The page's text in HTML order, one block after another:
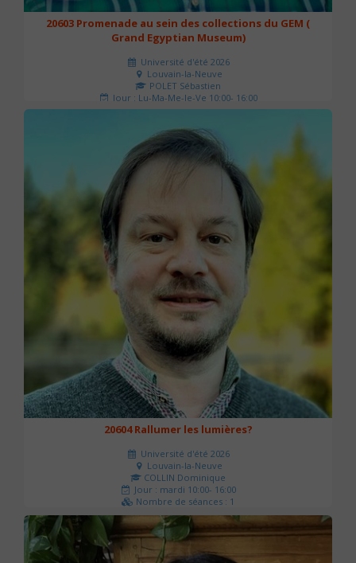
20603 Promenade au sein des collections du GEM (
Grand Egyptian Museum)
Université d'été 2026
Louvain-la-Neuve
POLET Sébastien
Jour : Lu-Ma-Me-Je-Ve 10:00- 16:00
Nombre de séances : 2
20604 Rallumer les lumières?
Université d'été 2026
Louvain-la-Neuve
COLLIN Dominique
Jour : mardi 10:00- 16:00
Nombre de séances : 1
60 €